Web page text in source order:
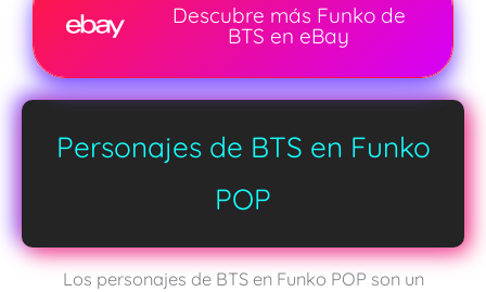
Descubre más Funko de
BTS en eBay
Personajes de BTS en Funko
POP
Los personajes de BTS en Funko POP son un